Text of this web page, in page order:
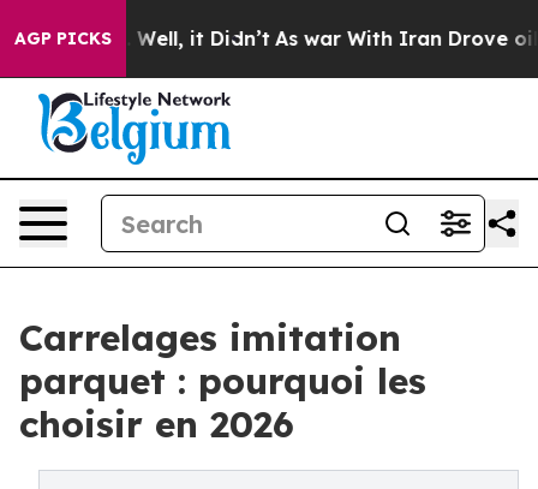
AGP PICKSWell, it Didn’t As war With Iran Drove oil
Carrelages imitation
parquet : pourquoi les
choisir en 2026